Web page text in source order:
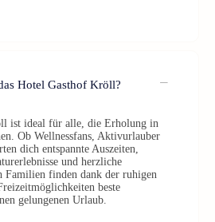
Hotel Gasthof Kröll?
ist ideal für alle, die Erholung in
Ob Wellnessfans, Aktivurlauber
dich entspannte Auszeiten,
und herzliche
Familien finden dank der ruhigen
beste
gelungenen Urlaub.